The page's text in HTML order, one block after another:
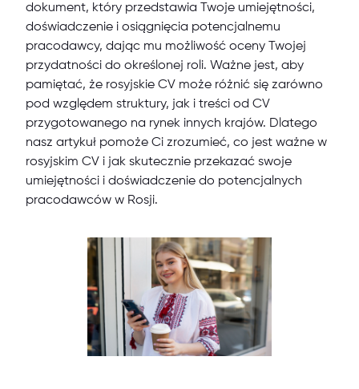
dokument, który przedstawia Twoje umiejętności,
doświadczenie i osiągnięcia potencjalnemu
pracodawcy, dając mu możliwość oceny Twojej
przydatności do określonej roli. Ważne jest, aby
pamiętać, że rosyjskie CV może różnić się zarówno
pod względem struktury, jak i treści od CV
przygotowanego na rynek innych krajów. Dlatego
nasz artykuł pomoże Ci zrozumieć, co jest ważne w
rosyjskim CV i jak skutecznie przekazać swoje
umiejętności i doświadczenie do potencjalnych
pracodawców w Rosji.